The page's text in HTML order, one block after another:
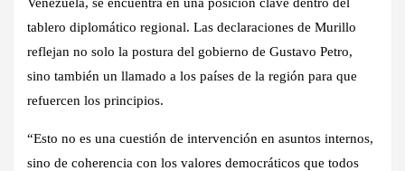
tablero diplomático regional. Las declaraciones de Murillo
reflejan no solo la postura del gobierno de Gustavo Petro,
sino también un llamado a los países de la región para que
refuercen los principios.
“Esto no es una cuestión de intervención en asuntos internos,
sino de coherencia con los valores democráticos que todos